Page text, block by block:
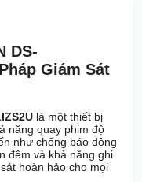
DS-
Giám Sát
là một thiết bị
năng quay phim độ
như chống báo động
đêm và khả năng ghi
hoàn hảo cho mọi